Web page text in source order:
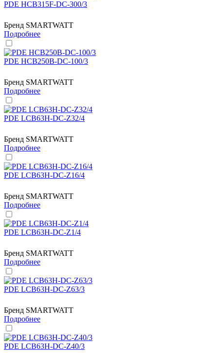
PDE HCB315F-DC-300/3
Бренд SMARTWATT
Подробнее
PDE HCB250B-DC-100/3
Бренд SMARTWATT
Подробнее
PDE LCB63H-DC-Z32/4
Бренд SMARTWATT
Подробнее
PDE LCB63H-DC-Z16/4
Бренд SMARTWATT
Подробнее
PDE LCB63H-DC-Z1/4
Бренд SMARTWATT
Подробнее
PDE LCB63H-DC-Z63/3
Бренд SMARTWATT
Подробнее
PDE LCB63H-DC-Z40/3